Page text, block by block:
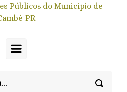
Públicos do Município de
PR